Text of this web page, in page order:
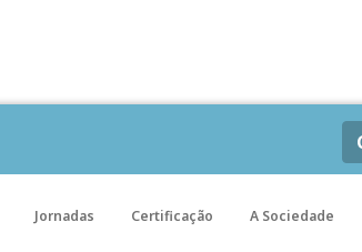
Jornadas Certificação
A Sociedade